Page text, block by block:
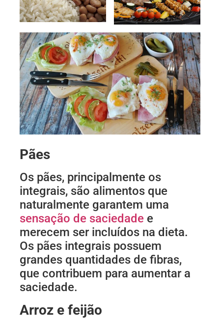
Pães
Os pães, principalmente os
integrais, são alimentos que
naturalmente garantem uma
sensação de saciedade e
merecem ser incluídos na dieta.
Os pães integrais possuem
grandes quantidades de fibras,
que contribuem para aumentar a
saciedade.
Arroz e feijão